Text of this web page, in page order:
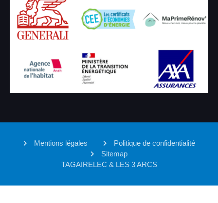
Mentions légales
Politique de confidentialité
Sitemap
TAGAIRELEC & LES 3 ARCS